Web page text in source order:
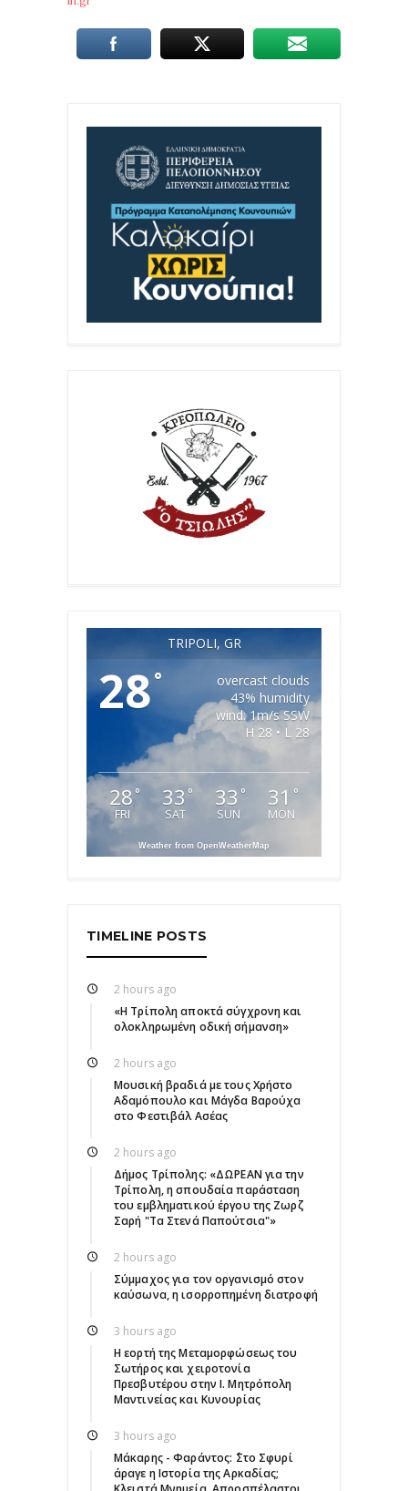
TRIPOLI, GR
28°
overcast clouds
43% humidity
wind: 1m/s SSW
H 28 • L 28
28 °
FRI
33 °
SAT
33 °
SUN
31 °
MON
Weather from OpenWeatherMap
TIMELINE POSTS
2 hours ago
«Η Τρίπολη αποκτά σύγχρονη και
ολοκληρωμένη οδική σήμανση»
2 hours ago
Μουσική βραδιά με τους Χρήστο
Αδαμόπουλο και Μάγδα Βαρούχα
στο Φεστιβάλ Ασέας
2 hours ago
Δήμος Τρίπολης: «ΔΩΡΕΑΝ για την
Τρίπολη, η σπουδαία παράσταση
του εμβληματικού έργου της Ζωρζ
Σαρή "Τα Στενά Παπούτσια"»
2 hours ago
Σύμμαχος για τον οργανισμό στον
καύσωνα, η ισορροπημένη διατροφή
3 hours ago
Η εορτή της Μεταμορφώσεως του
Σωτήρος και χειροτονία
Πρεσβυτέρου στην Ι. Μητρόπολη
Μαντινείας και Κυνουρίας
3 hours ago
Μάκαρης - Φαράντος: ΄΄Στο Σφυρί
άραγε η Ιστορία της Αρκαδίας;